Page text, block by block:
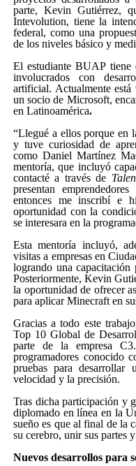
parte, Kevin Gutiérrez,
Intevolution, tiene la
federal, como una
de los niveles básico y
El estudiante BUAP tiene
involucrados con
artificial. Actualmente
un socio de Microsoft,
en Latinoamérica.
“Llegué a ellos porque en
y tuve curiosidad de
como Daniel Martínez
mentoría, que incluyó
contacté a través de
presentan
entonces me inscribí e
oportunidad con la
se interesara en la
Esta mentoría incluyó,
visitas a empresas en
logrando una
Posteriormente, Kevin
la oportunidad de ofrecer
para aplicar Minecraft en
Gracias a todo este
Top 10 Global de
parte de la empresa
programadores conocido
pruebas para
velocidad y la precisión.
Tras dicha participación y
diplomado en línea en la
sueño es que al final de la
su cerebro, unir sus partes
Nuevos desarrollos para